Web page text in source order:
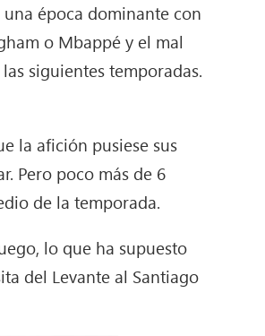
época dominante con
o Mbappé y el mal
siguientes temporadas.
la afición pusiese sus
Pero poco más de 6
de la temporada.
lo que ha supuesto
del Levante al Santiago